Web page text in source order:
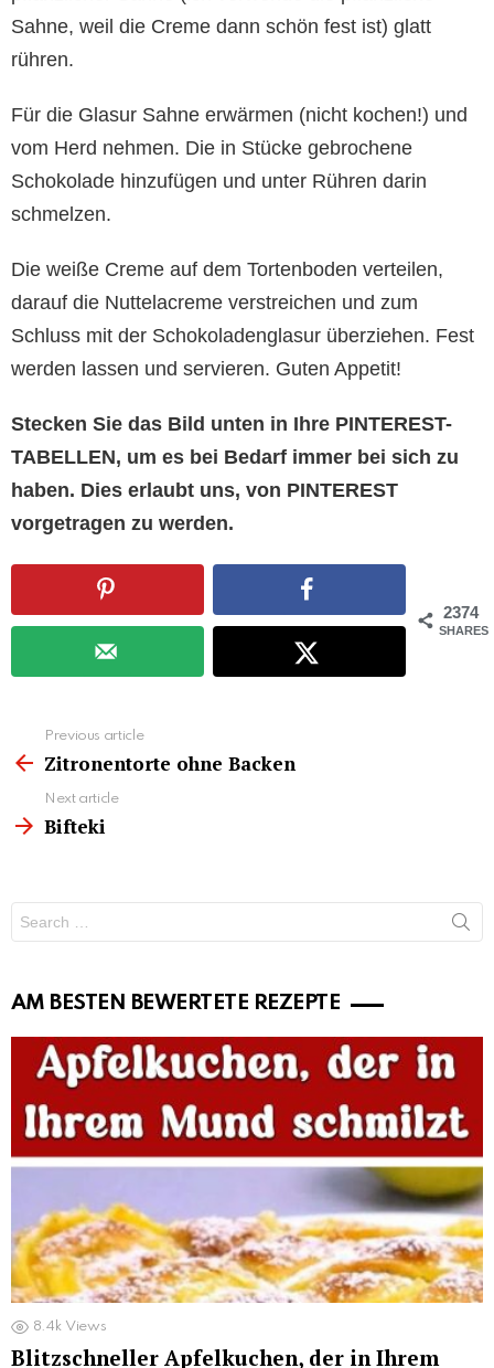
Sahne, weil die Creme dann schön fest ist) glatt
rühren.
Für die Glasur Sahne erwärmen (nicht kochen!) und
vom Herd nehmen. Die in Stücke gebrochene
Schokolade hinzufügen und unter Rühren darin
schmelzen.
Die weiße Creme auf dem Tortenboden verteilen,
darauf die Nuttelacreme verstreichen und zum
Schluss mit der Schokoladenglasur überziehen. Fest
werden lassen und servieren. Guten Appetit!
Stecken Sie das Bild unten in Ihre PINTEREST-
TABELLEN, um es bei Bedarf immer bei sich zu
haben. Dies erlaubt uns, von PINTEREST
vorgetragen zu werden.
2374
SHARES
more
Previous article
Zitronentorte ohne Backen
Next article
Bifteki
for:
AM BESTEN BEWERTETE REZEPTE
8.4k Views
Blitzschneller Apfelkuchen, der in Ihrem